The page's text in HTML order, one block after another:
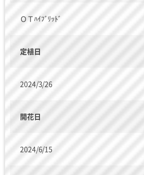
ＯＴﾊｲﾌﾞﾘｯﾄﾞ
定植日
2024/3/26
開花日
2024/6/15